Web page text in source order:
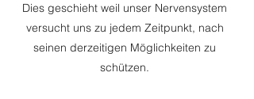
Dies geschieht weil unser Nervensystem
versucht uns zu jedem Zeitpunkt, nach
seinen derzeitigen Möglichkeiten zu
schützen.